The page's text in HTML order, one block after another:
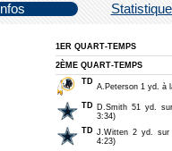
Infos
1ER QUART-TEMPS
2ÈME QUART-TEMPS
TD
A.Peterson 1 yd. à
TD D.Smith 51 yd.
3:34)
TD J.Witten 2 yd. sur
4:23)